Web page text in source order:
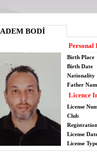
ADEM BODİ
Personal
Birth Place
Birth Date
Nationality
Father
Licence
License
Club
License
License